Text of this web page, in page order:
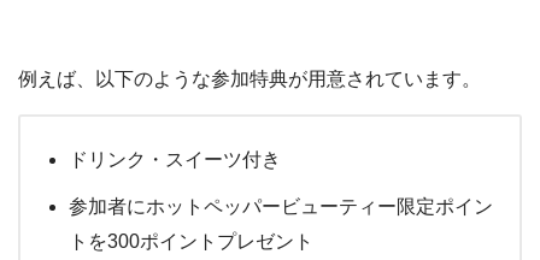
例えば、以下のような参加特典が用意されています。
ドリンク・スイーツ付き
参加者にホットペッパービューティー限定ポイン
トを300ポイントプレゼント